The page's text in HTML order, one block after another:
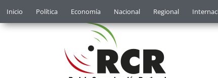
Inicio Política Economía Nacional Regional